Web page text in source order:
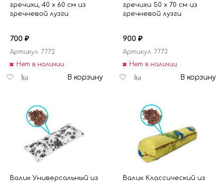
гречихи, 40 х 60 см из
гречневой лузги
700 ₽
Артикул: 7772
Нет в наличии
Добавить
Добавить
В корзину
гречихи 50 х 70 см из
гречневой лузги
900 ₽
Артикул: 7773
Нет в наличии
Добавить
Добавить
В корзину
Валик Универсальный из
Валик Классический из